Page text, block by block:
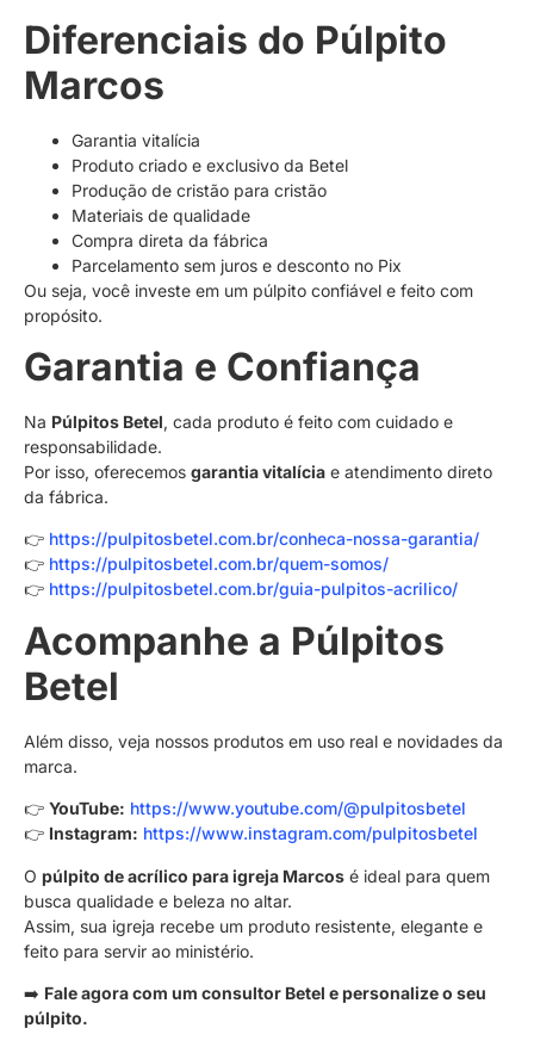
Diferenciais do Púlpito
Marcos
Garantia vitalícia
Produto criado e exclusivo da Betel
Produção de cristão para cristão
Materiais de qualidade
Compra direta da fábrica
Parcelamento sem juros e desconto no Pix
Ou seja, você investe em um púlpito confiável e feito com
propósito.
Garantia e Confiança
Na Púlpitos Betel, cada produto é feito com cuidado e
responsabilidade.
Por isso, oferecemos garantia vitalícia e atendimento direto
da fábrica.
👉 https://pulpitosbetel.com.br/conheca-nossa-garantia/
👉 https://pulpitosbetel.com.br/quem-somos/
👉 https://pulpitosbetel.com.br/guia-pulpitos-acrilico/
Acompanhe a Púlpitos
Betel
Além disso, veja nossos produtos em uso real e novidades da
marca.
👉 YouTube: https://www.youtube.com/@pulpitosbetel
👉 Instagram: https://www.instagram.com/pulpitosbetel
O púlpito de acrílico para igreja Marcos é ideal para quem
busca qualidade e beleza no altar.
Assim, sua igreja recebe um produto resistente, elegante e
feito para servir ao ministério.
➡️ Fale agora com um consultor Betel e personalize o seu
púlpito.